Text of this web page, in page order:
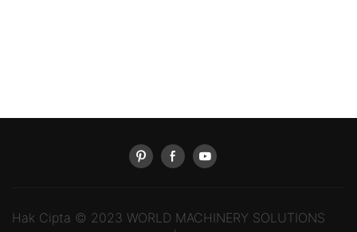
Hak Cipta © 2023 WORLD MACHINERY SOLUTIONS